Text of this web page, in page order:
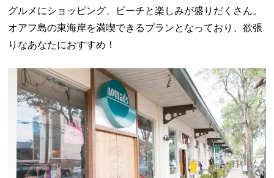
グルメにショッピング、ビーチと楽しみが盛りだくさん。
オアフ島の東海岸を満喫できるプランとなっており、欲張
りなあなたにおすすめ！